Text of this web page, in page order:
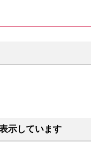
示しています